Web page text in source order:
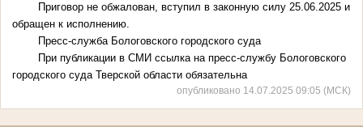
Приговор не обжалован, вступил в законную силу 25.06.2025 и
обращен к исполнению.
Пресс-служба Бологовского городского суда
При публикации в СМИ ссылка на пресс-службу Бологовского
городского суда Тверской области обязательна
опубликовано 14.07.2025 09:05 (МСК)